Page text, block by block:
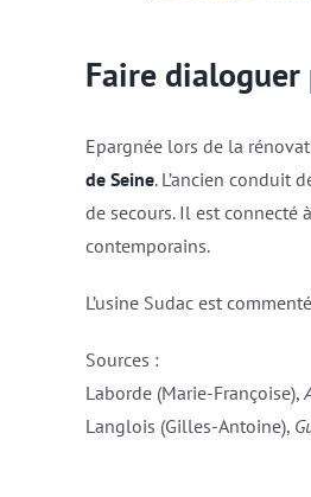
Faire dialoguer
Epargnée lors de la
de Seine. L’ancien conduit
de secours. Il est
contemporains.
L’usine Sudac est
Sources :
Laborde (Marie-Françoise),
Langlois (Gilles-Antoine),